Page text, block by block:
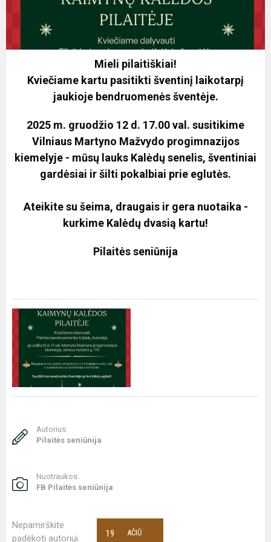
Mieli pilaitiškiai!
Kviečiame kartu pasitikti šventinį laikotarpį
jaukioje bendruomenės šventėje.
2025 m. gruodžio 12 d. 17.00 val. susitikime
Vilniaus Martyno Mažvydo progimnazijos
kiemelyje - mūsų lauks Kalėdų senelis, šventiniai
gardėsiai ir šilti pokalbiai prie eglutės.
Ateikite su šeima, draugais ir gera nuotaika -
kurkime Kalėdų dvasią kartu!
Pilaitės seniūnija
Autorius:
Pilaitės seniūnija
Nuotraukos:
FB Pilaitės seniūnija
Nepamirškite
padėkoti autoriui
AČIŪ
19